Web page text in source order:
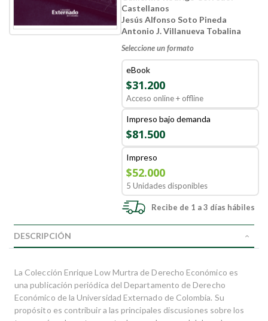
Castellanos
Jesús Alfonso Soto Pineda
Antonio J. Villanueva Tobalina
Seleccione un formato
eBook
$31.200
Acceso online + offline
Impreso bajo demanda
$81.500
Impreso
$52.000
5 Unidades disponibles
Recibe de 1 a 3 días hábiles
DESCRIPCIÓN
La Colección Enrique Low Murtra de Derecho Económico es
una publicación periódica del Departamento de Derecho
Económico de la Universidad Externado de Colombia. Su
propósito es contribuir a las principales discusiones sobre los